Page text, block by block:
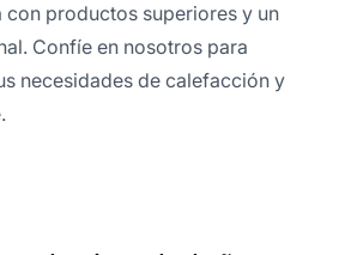
productos superiores y un
Confíe en nosotros para
necesidades de calefacción y